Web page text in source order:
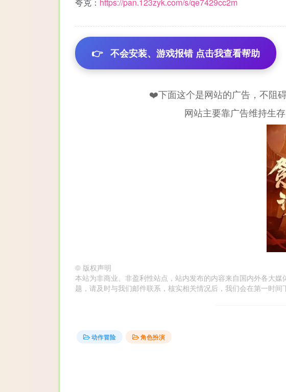
👉 不会安装、游戏报错 点击我查看帮助
❤️下面这个是网站的广告，不阻
网站主要靠广告维持生
© 版权声明
本站为非商业、非盈利性站点，站内发布的内容来自国内外各大
题，请及时与我们邮件联系，核实相关情况后，我们会在第一时
动作冒险 角色扮演